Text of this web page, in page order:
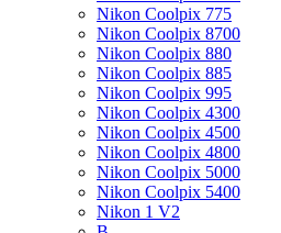
Nikon Coolpix 775
Nikon Coolpix 8700
Nikon Coolpix 880
Nikon Coolpix 885
Nikon Coolpix 995
Nikon Coolpix 4300
Nikon Coolpix 4500
Nikon Coolpix 4800
Nikon Coolpix 5000
Nikon Coolpix 5400
Nikon 1 V2